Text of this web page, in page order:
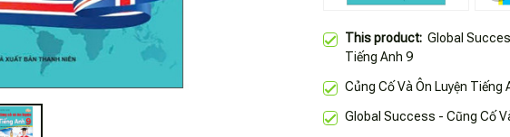
This product: Global
Tiếng Anh 9
Củng Cố Và Ôn Luyện Tiếng
Global Success - Cũng Cố